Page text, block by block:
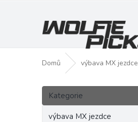
Domů výbava MX jezdce
P
s
Přeskočit
kategorie
Kategorie
výbava MX jezdce